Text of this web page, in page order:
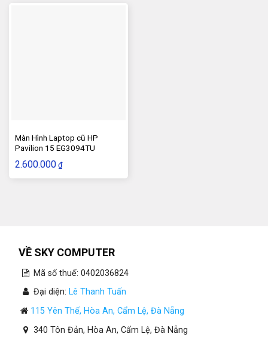
Màn Hình Laptop cũ HP
Pavilion 15 EG3094TU
2.600.000 ₫
VỀ SKY COMPUTER
Mã số thuế: 0402036824
Đại diện: Lê Thanh Tuấn
115 Yên Thế, Hòa An, Cẩm Lệ, Đà Nẵng
340 Tôn Đản, Hòa An, Cẩm Lệ, Đà Nẵng